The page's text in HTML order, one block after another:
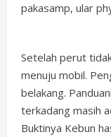
pakasamp, ular
Setelah perut
menuju mobil.
belakang.
terkadang masih
Buktinya Kebun